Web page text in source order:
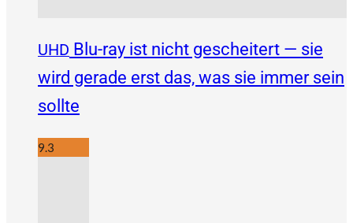
UHD Blu-ray ist nicht gescheitert — sie
wird gerade erst das, was sie immer sein
sollte
9.3